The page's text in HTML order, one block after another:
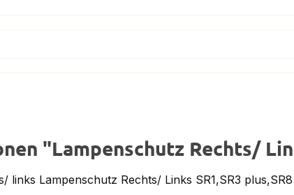
"Lampenschutz Rechts/
links Lampenschutz Rechts/ Links SR1,SR3 plus,SR8